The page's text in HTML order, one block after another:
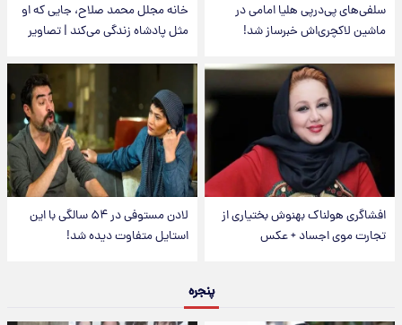
سلفی‌های پی‌درپی هلیا امامی در
ماشین لاکچری‌اش خبرساز شد!
خانه مجلل محمد صلاح، جایی که او
مثل پادشاه زندگی می‌کند | تصاویر
افشاگری هولناک بهنوش بختیاری از
تجارت موی اجساد + عکس
لادن مستوفی در ۵۴ سالگی با این
استایل متفاوت دیده شد!
پنجره